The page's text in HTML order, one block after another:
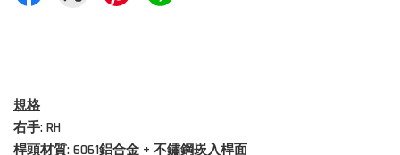
規格
右手: RH
桿頭材質: 6061鋁合金 + 不鏽鋼崁入桿面